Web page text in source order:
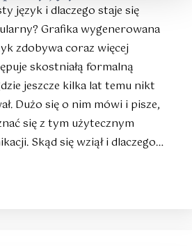
język i dlaczego staje się
Grafika wygenerowana
zdobywa coraz więcej
skostniałą formalną
jeszcze kilka lat temu nikt
Dużo się o nim mówi i pisze,
się z tym użytecznym
Skąd się wziął i dlaczego…